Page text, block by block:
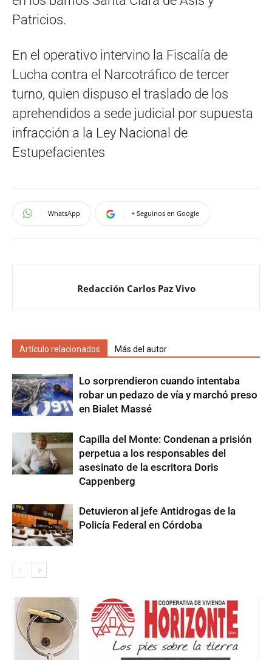
Patricios.
En el operativo intervino la Fiscalía de
Lucha contra el Narcotráfico de tercer
turno, quien dispuso el traslado de los
aprehendidos a sede judicial por supuesta
infracción a la Ley Nacional de
Estupefacientes
WhatsApp + Seguinos en Google
Redacción Carlos Paz Vivo
Artículo relacionados Más del autor
Lo sorprendieron cuando intentaba
robar un pedazo de vía y marchó preso
en Bialet Massé
Capilla del Monte: Condenan a prisión
perpetua a los responsables del
asesinato de la escritora Doris
Cappenberg
Detuvieron al jefe Antidrogas de la
Policía Federal en Córdoba